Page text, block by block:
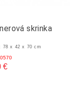
skrinka
78 x 42 x 70 cm
€